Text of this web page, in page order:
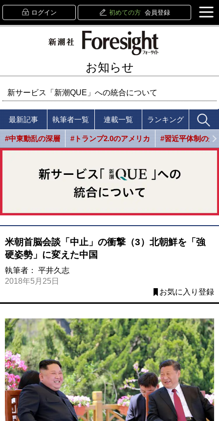
ログイン 初めての方 会員登録
お知らせ
新サービス「新潮QUE」への統合について
最新記事 執筆者一覧 連載一覧 ランキング
#中東動乱の深層 #トランプ2.0のアメリカ #習近平体制の光
米朝首脳会談「中止」の衝撃（3）北朝鮮を「強
硬姿勢」に変えた中国
執筆者： 平井久志
2018年5月25日
お気に入り登録